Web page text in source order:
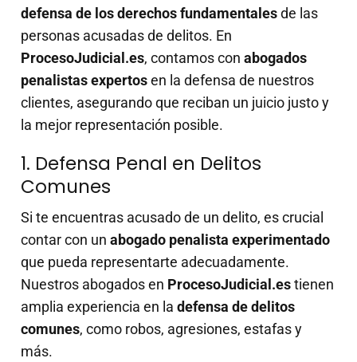
defensa de los derechos fundamentalesde las
personas acusadas de delitos. En
ProcesoJudicial.es, contamos con abogados
penalistas expertosen la defensa de nuestros
clientes, asegurando que reciban un juicio justo y
la mejor representación posible.
1. Defensa Penal en Delitos
Comunes
Si te encuentras acusado de un delito, es crucial
contar con un abogado penalista experimentado
que pueda representarte adecuadamente.
Nuestros abogados en ProcesoJudicial.estienen
amplia experiencia en la defensa de delitos
comunes, como robos, agresiones, estafas y
más.